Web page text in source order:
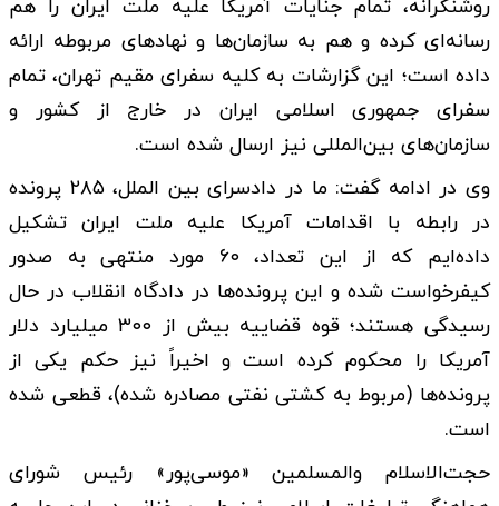
روشنگرانه، تمام جنایات آمریکا علیه ملت ایران را هم
رسانه‌ای کرده و هم به سازمان‌ها و نهادهای مربوطه ارائه
داده است؛ این گزارشات به کلیه سفرای مقیم تهران، تمام
سفرای جمهوری اسلامی ایران در خارج از کشور و
سازمان‌های بین‌المللی نیز ارسال شده است.
وی در ادامه گفت: ما در دادسرای بین الملل، ۲۸۵ پرونده
در رابطه با اقدامات آمریکا علیه ملت ایران تشکیل
داده‌ایم که از این تعداد، ۶۰ مورد منتهی به صدور
کیفرخواست شده و این پرونده‌ها در دادگاه انقلاب در حال
رسیدگی هستند؛ قوه قضاییه بیش از ۳۰۰ میلیارد دلار
آمریکا را محکوم کرده است و اخیراً نیز حکم یکی از
پرونده‌ها (مربوط به کشتی نفتی مصادره شده)، قطعی شده
است.
حجت‌الاسلام والمسلمین «موسی‌پور» رئیس شورای